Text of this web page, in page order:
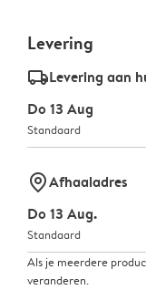
Levering
delivery_standard_v2Levering aan
Do 13 Aug
Standaard
marker-pinAfhaaladres
Do 13 Aug.
Standaard
Als je meerdere
veranderen.